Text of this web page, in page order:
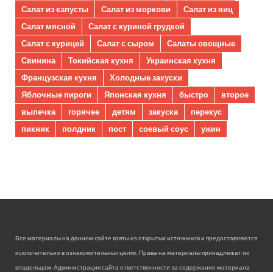
Салат из капусты
Салат из моркови
Салат из яиц
Салат мясной
Салат с куриной грудкой
Салат с курицей
Салат с сыром
Салаты овощные
Свинина
Токийская кухня
Украинская кухня
Французская кухня
Холодные закуски
Яблочные пироги
Японская кухня быстро
второе
выпечка
горячее детям закуска
перекус
пикник
полдник пост соевый соус ужин
Все материалы на данном сайте взяты из открытых источников и предоставляются
исключительно в ознакомительных целях. Права на материалы принадлежат их
владельцам. Администрация сайта ответственности за содержание материала